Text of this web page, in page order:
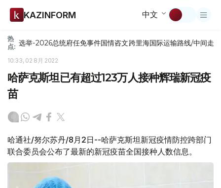
KAZINFORM 中文
热
点: 选举-2026总统府任免事件国情咨文跨里海国际运输路线/中间走廊
10:33, 02 8月 2022
哈萨克斯坦已有超过123万人接种辉瑞新冠疫
苗
哈通社/努尔苏丹/8月2日--哈萨克斯坦新冠疫情防控跨部门
联合委员会公布了最新的新冠疫苗全国接种人数信息。